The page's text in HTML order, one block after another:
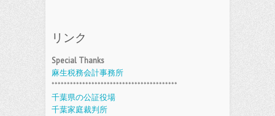
リンク
Special Thanks
麻生税務会計事務所
*****************************************
千葉県の公証役場
千葉家庭裁判所